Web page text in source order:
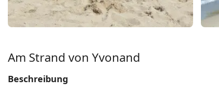
Am Strand von Yvonand
Beschreibung